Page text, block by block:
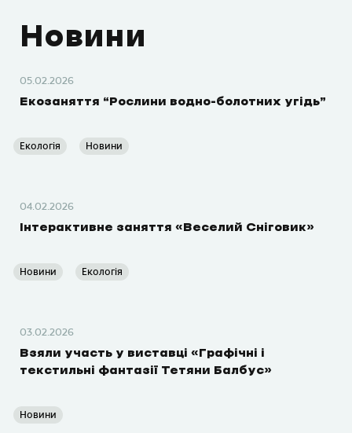
Новини
05.02.2026
Екозаняття “Рослини водно-болотних угідь”
Екологія Новини
04.02.2026
Інтерактивне заняття «Веселий Сніговик»
Новини Екологія
03.02.2026
Взяли участь у виставці «Графічні і
текстильні фантазії Тетяни Балбус»
Новини